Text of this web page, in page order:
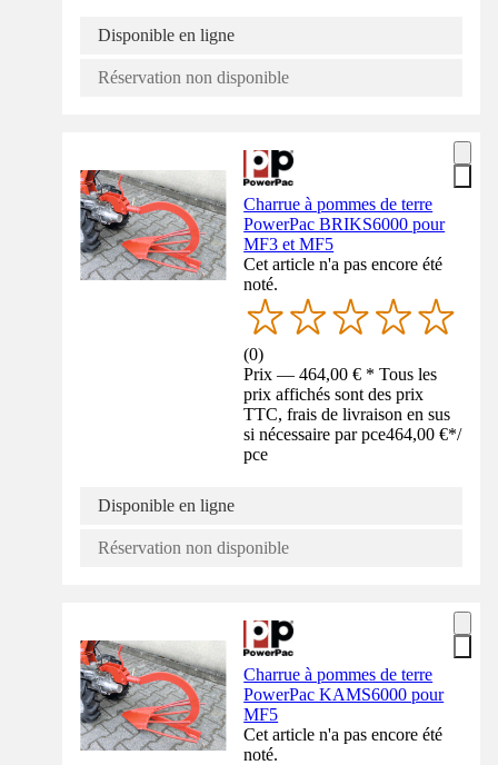
Disponible en ligne
Réservation non disponible
Charrue à pommes de terre
PowerPac BRIKS6000 pour
MF3 et MF5
Cet article n'a pas encore été
noté.
(0)
Prix — 464,00 € * Tous les
prix affichés sont des prix
TTC, frais de livraison en sus
si nécessaire par pce464,00 €*/
pce
Disponible en ligne
Réservation non disponible
Charrue à pommes de terre
PowerPac KAMS6000 pour
MF5
Cet article n'a pas encore été
noté.